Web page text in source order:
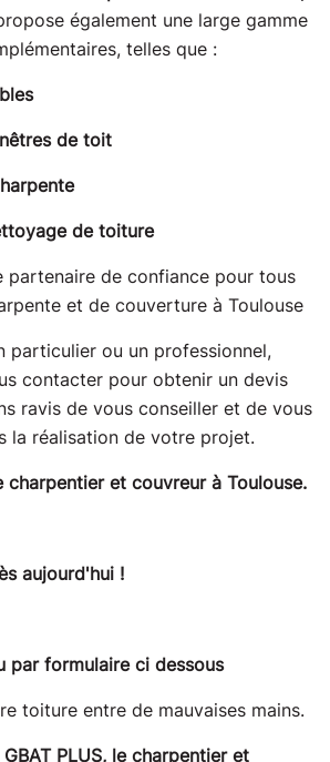
également une large gamme
telles que :
de toit
de toiture
partenaire de confiance pour tous
et de couverture à Toulouse
particulier ou un professionnel,
contacter pour obtenir un devis
ravis de vous conseiller et de vous
la réalisation de votre projet.
charpentier et couvreur à Toulouse.
aujourd'hui !
par formulaire ci dessous
toiture entre de mauvaises mains.
GBAT PLUS, le charpentier et